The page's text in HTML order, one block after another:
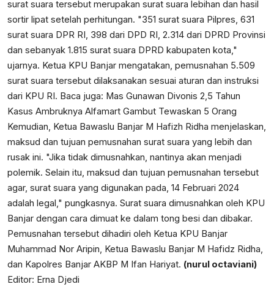
surat suara tersebut merupakan surat suara lebihan dan hasil
sortir lipat setelah perhitungan. "351 surat suara Pilpres, 631
surat suara DPR RI, 398 dari DPD RI, 2.314 dari DPRD Provinsi
dan sebanyak 1.815 surat suara DPRD kabupaten kota,"
ujarnya. Ketua KPU Banjar mengatakan, pemusnahan 5.509
surat suara tersebut dilaksanakan sesuai aturan dan instruksi
dari KPU RI. Baca juga: Mas Gunawan Divonis 2,5 Tahun
Kasus Ambruknya Alfamart Gambut Tewaskan 5 Orang
Kemudian, Ketua Bawaslu Banjar M Hafizh Ridha menjelaskan,
maksud dan tujuan pemusnahan surat suara yang lebih dan
rusak ini. "Jika tidak dimusnahkan, nantinya akan menjadi
polemik. Selain itu, maksud dan tujuan pemusnahan tersebut
agar, surat suara yang digunakan pada, 14 Februari 2024
adalah legal," pungkasnya. Surat suara dimusnahkan oleh KPU
Banjar dengan cara dimuat ke dalam tong besi dan dibakar.
Pemusnahan tersebut dihadiri oleh Ketua KPU Banjar
Muhammad Nor Aripin, Ketua Bawaslu Banjar M Hafidz Ridha,
dan Kapolres Banjar AKBP M Ifan Hariyat. (nurul octaviani)
Editor: Erna Djedi